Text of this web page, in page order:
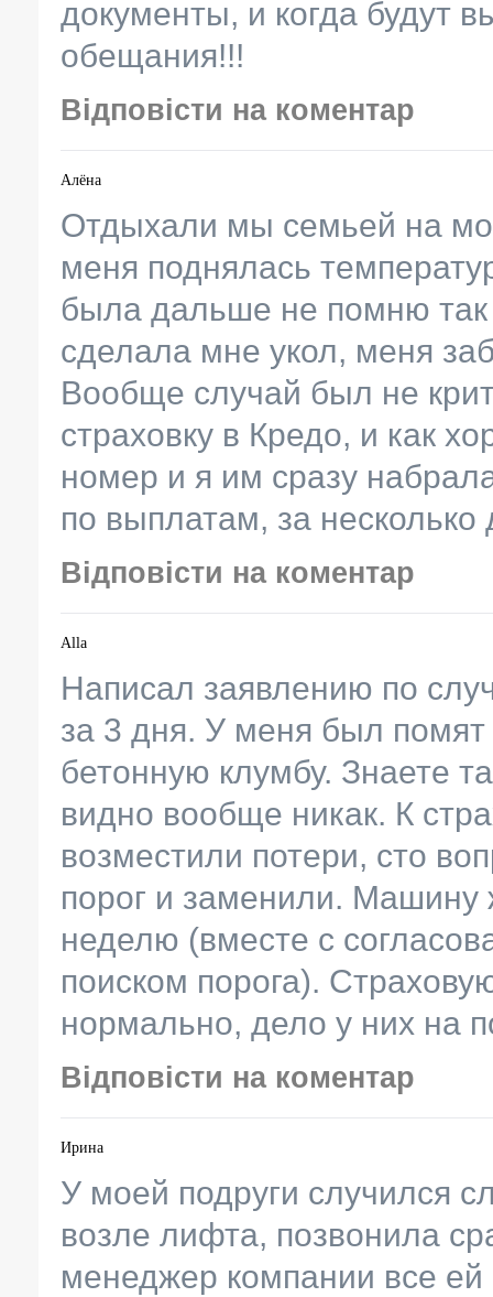
документы, и когда будут
обещания!!!
Відповісти на коментар
Алёна
Отдыхали мы семьей на
меня поднялась
была дальше не помню так
сделала мне укол, меня
Вообще случай был не
страховку в Кредо, и как
номер и я им сразу
по выплатам, за
Відповісти на коментар
Alla
Написал заявлению по
за 3 дня. У меня был помят
бетонную клумбу. Знаете
видно вообще никак. К
возместили потери, сто
порог и заменили.
неделю (вместе с
поиском порога).
нормально, дело у них на
Відповісти на коментар
Ирина
У моей подруги случился
возле лифта, позвонила
менеджер компании все ей